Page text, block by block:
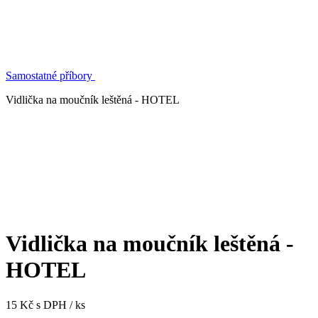
Samostatné příbory
Vidlička na moučník leštěná - HOTEL
Vidlička na moučník leštěná -
HOTEL
15 Kč s DPH / ks